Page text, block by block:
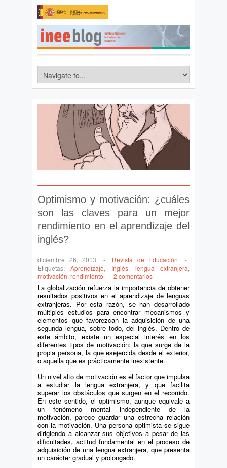
Optimismo y motivación: ¿cuáles
son las claves para un mejor
rendimiento en el aprendizaje del
inglés?
diciembre 26, 2013 - Revista de Educación
-
Etiquetas:Aprendizaje, Inglés, lengua extranjera,
motivación, rendimiento - 2 comentarios
La globalización refuerza la importancia de obtener
resultados positivos en el aprendizaje de lenguas
extranjeras. Por esta razón, se han desarrollado
múltiples estudios para encontrar mecanismos y
elementos que favorezcan la adquisición de una
segunda lengua, sobre todo, del inglés. Dentro de
este ámbito, existe un especial interés en los
diferentes tipos de motivación: la que surge de la
propia persona, la que esejercida desde el exterior,
o aquella que es prácticamente inexistente.
Un nivel alto de motivación es el factor que impulsa
a estudiar la lengua extranjera, y que facilita
superar los obstáculos que surgen en el recorrido.
En este sentido, el optimismo, aunque equivale a
un fenómeno mental independiente de la
motivación, parece guardar una estrecha relación
con la motivación. Una persona optimista se sigue
dirigiendo a alcanzar sus objetivos a pesar de las
dificultades, actitud fundamental en el proceso de
adquisición de una lengua extranjera, que presenta
un carácter gradual y prolongado.